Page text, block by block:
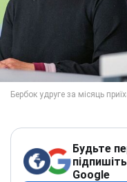
Будьте
Google